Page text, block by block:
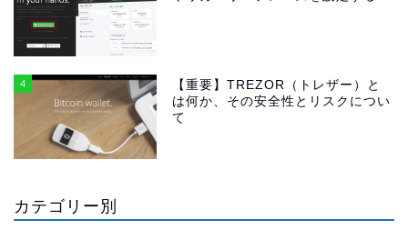
4
【重要】TREZOR（トレザー）と
は何か、その安全性とリスクについ
て
カテゴリー別